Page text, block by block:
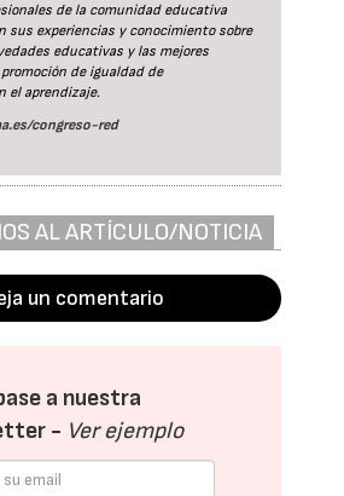
de la comunidad educativa
sus experiencias y conocimiento sobre
educativas y las mejores
de igualdad de
el aprendizaje.
congreso-red
AL ARTÍCULO/NOTICIA
un comentario
a nuestra
- Ver ejemplo